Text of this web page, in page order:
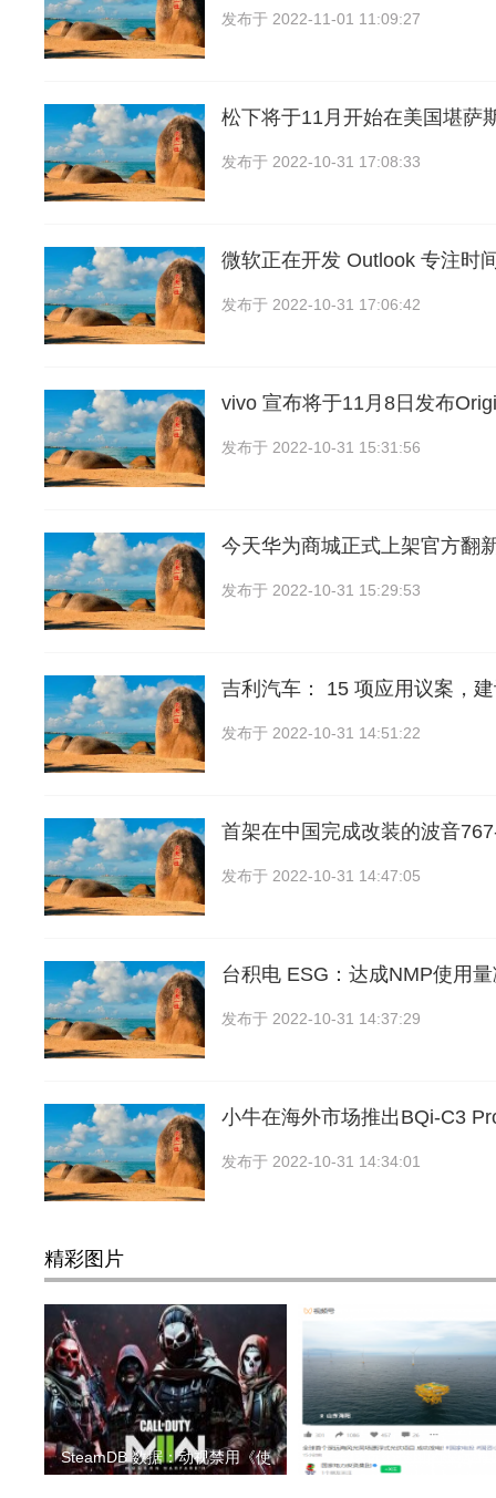
发布于 2022-11-01 11:09:27
松下将于11月开始在美国堪萨
发布于 2022-10-31 17:08:33
微软正在开发 Outlook 专注时
发布于 2022-10-31 17:06:42
vivo 宣布将于11月8日发布
发布于 2022-10-31 15:31:56
今天华为商城正式上架官方翻
发布于 2022-10-31 15:29:53
吉利汽车： 15 项应用议案，
发布于 2022-10-31 14:51:22
首架在中国完成改装的波音
发布于 2022-10-31 14:47:05
台积电 ESG：达成NMP使用
发布于 2022-10-31 14:37:29
小牛在海外市场推出BQi-C3
发布于 2022-10-31 14:34:01
精彩图片
SteamDB 数据：动视禁用《使